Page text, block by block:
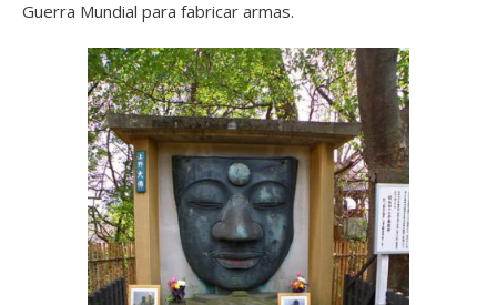
Guerra Mundial para fabricar armas.